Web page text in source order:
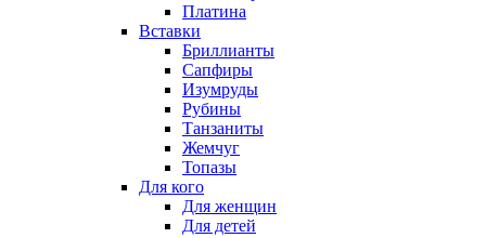
Платина
Вставки
Бриллианты
Сапфиры
Изумруды
Рубины
Танзаниты
Жемчуг
Топазы
Для кого
Для женщин
Для детей